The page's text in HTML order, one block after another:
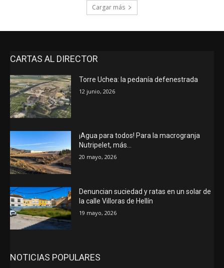
Cargar más
CARTAS AL DIRECTOR
Torre Uchea: la pedanía defenestrada
12 junio, 2026
¡Agua para todos! Para la macrogranja
Nutripelet, más…
20 mayo, 2026
Denuncian suciedad y ratas en un solar de
la calle Villoras de Hellín
19 mayo, 2026
NOTICIAS POPULARES